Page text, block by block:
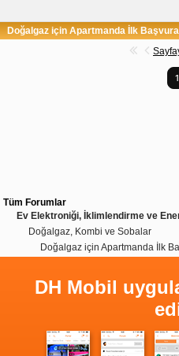
Doğalgaz için Apartmanda İlk
1
Tüm Forumlar
Ev Elektroniği, İklimlendirme ve
Doğalgaz, Kombi ve Sobalar
Doğalgaz için Apartmanda İlk
DH Mobil